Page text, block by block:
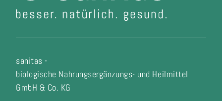
sanitas -
biologische Nahrungsergänzungs- und Heilmittel
GmbH & Co. KG